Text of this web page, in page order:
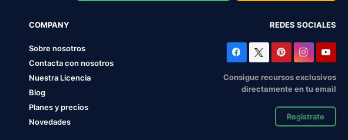
COMPANY
Sobre nosotros
Contacta con nosotros
Nuestra Licencia
Blog
Planes y precios
Novedades
REDES SOCIALES
Consigue recursos exclusivos
directamente en tu email
Regístrate